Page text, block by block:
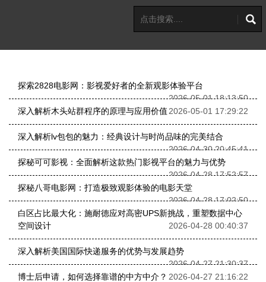
探索2828电影网：影视爱好者的全新观影体验平台
2026-05-01 18:13:50
深入解析木头站群程序的原理与应用价值 2026-05-01 17:29:22
深入解析lv包包的魅力：经典设计与时尚品味的完美结合
2026-04-30 20:45:41
探秘可可影视：全面解析这款热门影视平台的魅力与优势
2026-04-28 17:52:57
探秘八哥电影网：打造极致观影体验的电影天堂
2026-04-28 17:02:50
白区占比最大化：施耐德应对高密UPS新挑战，重塑数据中心
空间设计
2026-04-28 00:40:37
深入解析美国国际快递服务的优势与发展趋势
2026-04-27 21:30:37
博士后申请，如何选择靠谱的中方中介？ 2026-04-27 21:16:22